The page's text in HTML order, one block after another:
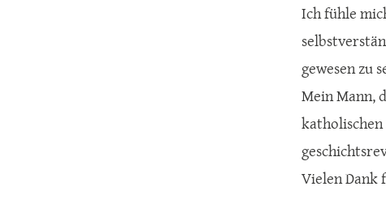
Ich fühle
gewesen zu
Mein Mann,
Vielen